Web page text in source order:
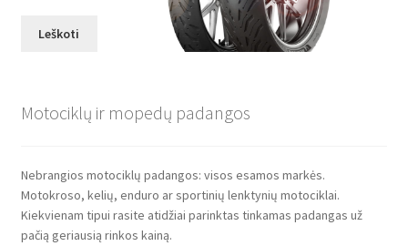
Leškoti
Motociklų ir mopedų padangos
Nebrangios motociklų padangos: visos esamos markės.
Motokroso, kelių, enduro ar sportinių lenktynių motociklai.
Kiekvienam tipui rasite atidžiai parinktas tinkamas padangas už
pačią geriausią rinkos kainą.